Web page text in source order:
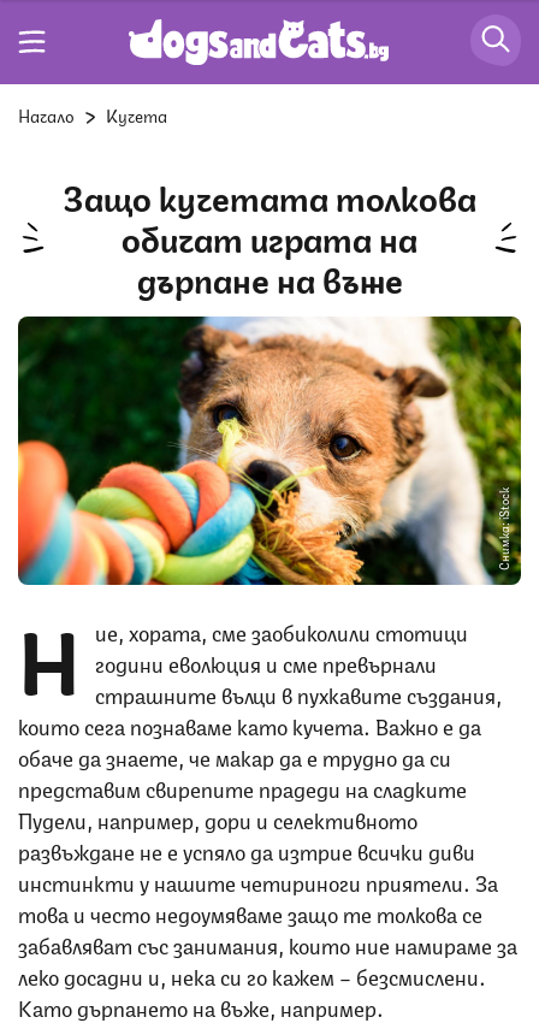
Начало Кучета
Защо кучетата толкова
обичат играта на
дърпане на въже
Снимка: iStock
Н
ие, хората, сме заобиколили стотици
години еволюция и сме превърнали
страшните вълци в пухкавите създания,
които сега познаваме като кучета. Важно е да
обаче да знаете, че макар да е трудно да си
представим свирепите прадеди на сладките
Пудели, например, дори и селективното
развъждане не е успяло да изтрие всички диви
инстинкти у нашите четириноги приятели. За
това и често недоумяваме защо те толкова се
забавляват със занимания, които ние намираме за
леко досадни и, нека си го кажем – безсмислени.
Като дърпането на въже, например.